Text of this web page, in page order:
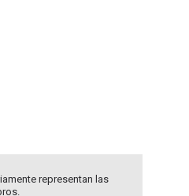
representan las